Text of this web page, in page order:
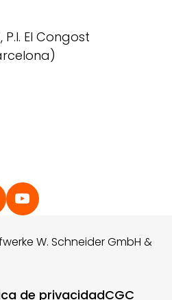
P.I. El Congost
W. Schneider GmbH &
de privacidadCGC